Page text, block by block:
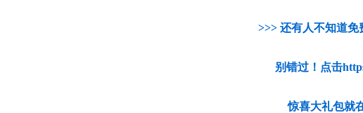
>>> 还有人不知道
别错过！点击
惊喜大礼包就